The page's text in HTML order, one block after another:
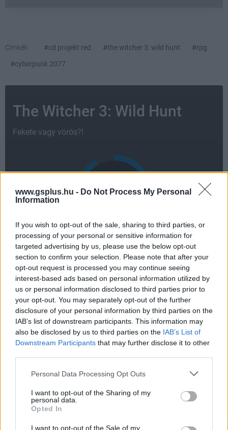
www.gsplus.hu - Do Not Process My Personal
Information
If you wish to opt-out of the sale, sharing to third parties, or
processing of your personal or sensitive information for
targeted advertising by us, please use the below opt-out
section to confirm your selection. Please note that after your
opt-out request is processed you may continue seeing
interest-based ads based on personal information utilized by
us or personal information disclosed to third parties prior to
your opt-out. You may separately opt-out of the further
disclosure of your personal information by third parties on the
IAB’s list of downstream participants. This information may
also be disclosed by us to third parties on the IAB’s List of
Downstream Participants that may further disclose it to other
Please note that this website/app uses one or more Google
not limited to your visit or usage behaviour. You may click to
grant or deny consent to Google and its third-party tags to
use your data for below specified purposes in below Google
consent section.
Personal Data Processing Opt Outs
I want to opt-out of the Sharing of my
personal data.
Opted In
I want to opt-out of the Sale of my
Címkék: #cd projekt red #the witcher 3: wild hunt
#rpg
#cyberpunk 2077
The Witcher 3: Wild Hunt
Fekete vagy vörös?!
AMI TETSZETT
Jól összerakott küldetések
Csodás környezet
Darkos fantasy világ
Magyar lokalizáció
AMI NEM TETSZETT